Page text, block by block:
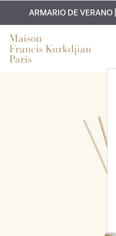
EXCLUSIVO | Descubra
GRABADO GRATUITO
ARMARIO DE